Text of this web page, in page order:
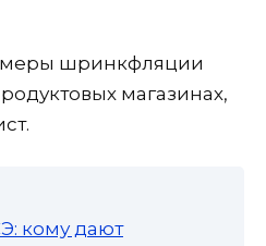
шринкфляции
магазинах,
кому дают